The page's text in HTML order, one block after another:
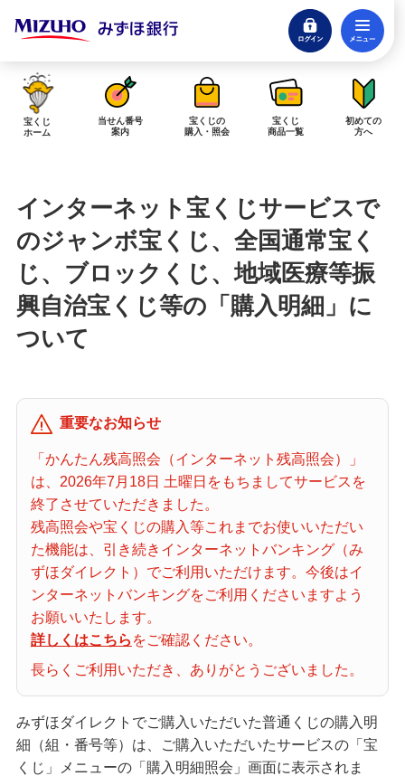
ログイン
閉じる
みずほダイレクトログイン
当せん金の受取方法について
「金額が合わない」「入金されていない」にお答えします。
購入した宝くじの確認方法について
「代金が引き落としされない」「購入明細に表示されない」にお答えしま
す。
宝くじホーム
当せん番号案内
宝くじの購入・照会
宝くじ商品一覧
初めての方へ
みずほ銀行店舗・ATM
みずほATM宝くじサービス
宝くじ
ホーム
当せん番号
案内
宝くじの
購入・照会
宝くじ
商品一覧
初めての
方へ
インターネット宝くじサービスで
のジャンボ宝くじ、全国通常宝く
じ、ブロックくじ、地域医療等振
興自治宝くじ等の「購入明細」に
ついて
重要なお知らせ
「かんたん残高照会（インターネット残高照会）」
は、2026年7月18日 土曜日をもちましてサービスを
終了させていただきました。
残高照会や宝くじの購入等これまでお使いいただい
た機能は、引き続きインターネットバンキング（み
ずほダイレクト）でご利用いただけます。今後はイ
ンターネットバンキングをご利用くださいますよう
お願いいたします。
詳しくはこちら をご確認ください。
長らくご利用いただき、ありがとうございました。
みずほダイレクトでご購入いただいた普通くじの購入明
細（組・番号等）は、ご購入いただいたサービスの「宝
くじ」メニューの「購入明細照会」画面に表示されま